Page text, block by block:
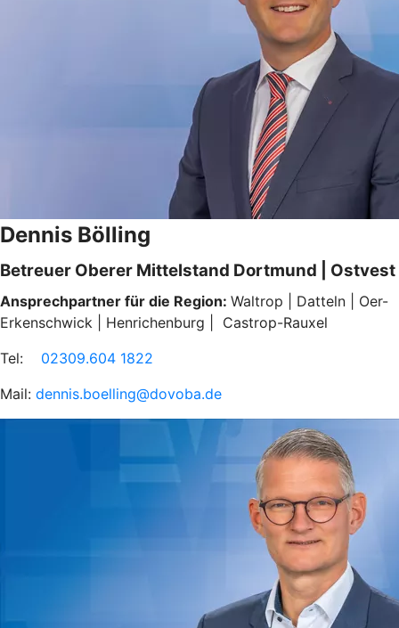
Dennis Bölling
Betreuer Oberer Mittelstand Dortmund | Ostvest
Ansprechpartner für die Region: Waltrop | Datteln | Oer-
Erkenschwick | Henrichenburg | Castrop-Rauxel
Tel: 02309.604 1822
Mail: dennis.boelling@dovoba.de